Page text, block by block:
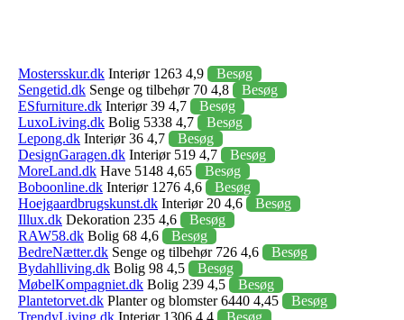
Mostersskur.dk Interiør 1263 4,9
Besøg
Sengetid.dk Senge og tilbehør 70 4,8
Besøg
ESfurniture.dk Interiør 39 4,7
Besøg
LuxoLiving.dk Bolig 5338 4,7
Besøg
Lepong.dk Interiør 36 4,7
Besøg
DesignGaragen.dk Interiør 519 4,7
Besøg
MoreLand.dk Have 5148 4,65
Besøg
Boboonline.dk Interiør 1276 4,6
Besøg
Hoejgaardbrugskunst.dk Interiør 20 4,6
Besøg
Illux.dk Dekoration 235 4,6
Besøg
RAW58.dk Bolig 68 4,6
Besøg
BedreNætter.dk Senge og tilbehør 726 4,6
Besøg
Bydahlliving.dk Bolig 98 4,5
Besøg
MøbelKompagniet.dk Bolig 239 4,5
Besøg
Plantetorvet.dk Planter og blomster 6440 4,45
Besøg
TrendyLiving.dk Interiør 1306 4,4
Besøg